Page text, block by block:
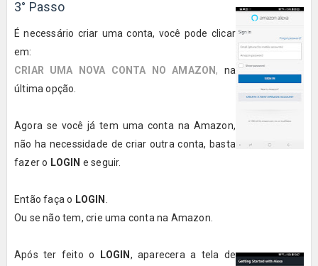
3° Passo
É necessário criar uma conta, você pode clicar
em:
CRIAR UMA NOVA CONTA NO AMAZON, na
última opção.
Agora se você já tem uma conta na Amazon,
não ha necessidade de criar outra conta, basta
fazer o LOGIN e seguir.
Então faça o LOGIN
Ou se não tem, crie uma conta na Amazon.
Após ter feito o LOGIN, aparecera a tela de